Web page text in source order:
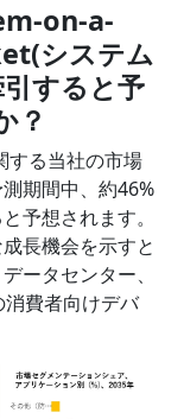
on-a-
システム
すると予
？
する当社の市場
期間中、約46%
予想されます。
長機会を示すと
ータセンター、
費者向けデバ